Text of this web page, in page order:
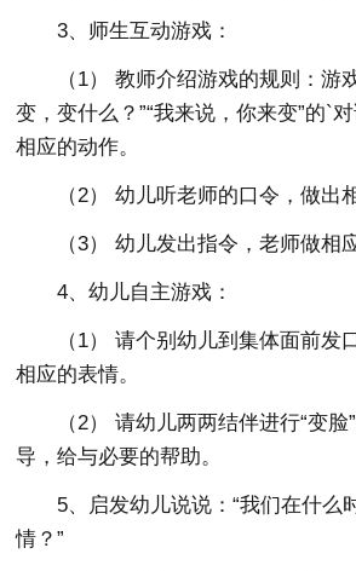
3、师生互动游戏：
（1） 教师介绍游戏的规则：游
变，变什么？”“我来说，你来变”的`
相应的动作。
（2） 幼儿听老师的口令，做出
（3） 幼儿发出指令，老师做相
4、幼儿自主游戏：
（1） 请个别幼儿到集体面前发
相应的表情。
（2） 请幼儿两两结伴进行“变
导，给与必要的帮助。
5、启发幼儿说说：“我们在什么
情？”